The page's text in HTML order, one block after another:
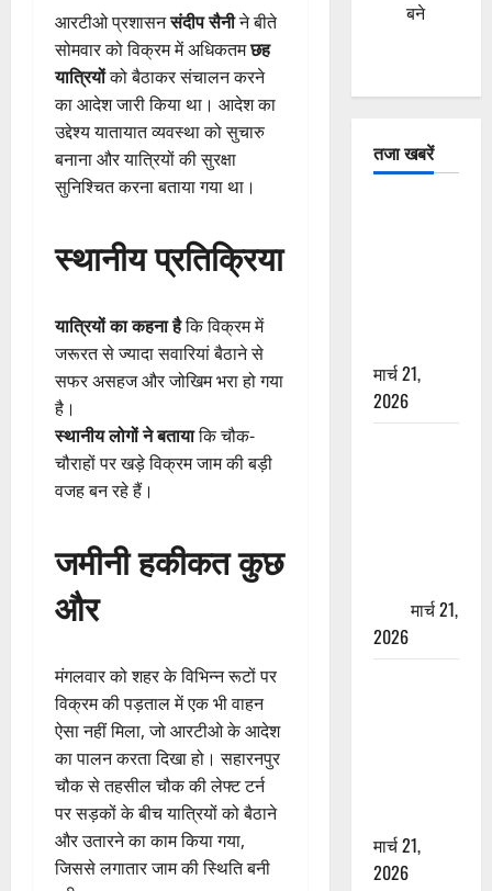
आरटीओ प्रशासनसंदीप सैनीने बीते
सोमवार को विक्रम में अधिकतमछह
यात्रियोंको बैठाकर संचालन करने
का आदेश जारी किया था। आदेश का
उद्देश्य यातायात व्यवस्था को सुचारु
बनाना और यात्रियों की सुरक्षा
सुनिश्चित करना बताया गया था।
स्थानीय प्रतिक्रिया
यात्रियों का कहना हैकि विक्रम में
जरूरत से ज्यादा सवारियां बैठाने से
सफर असहज और जोखिम भरा हो गया
है।
स्थानीय लोगों ने बतायाकि चौक-
चौराहों पर खड़े विक्रम जाम की बड़ी
वजह बन रहे हैं।
जमीनी हकीकत कुछ
और
मंगलवार को शहर के विभिन्न रूटों पर
विक्रम की पड़ताल में एक भी वाहन
ऐसा नहीं मिला, जो आरटीओ के आदेश
का पालन करता दिखा हो। सहारनपुर
चौक से तहसील चौक की लेफ्ट टर्न
पर सड़कों के बीच यात्रियों को बैठाने
और उतारने का काम किया गया,
जिससे लगातार जाम की स्थिति बनी
बने
तजा खबरें
मार्च 21,
2026
मार्च 21,
2026
मार्च 21,
2026